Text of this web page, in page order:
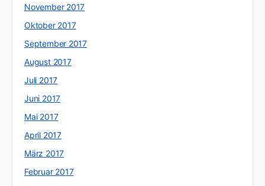
November 2017
Oktober 2017
September 2017
August 2017
Juli 2017
Juni 2017
Mai 2017
April 2017
März 2017
Februar 2017